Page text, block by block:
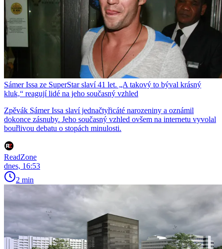
Sámer Issa ze SuperStar slaví 41 let. „A takový to býval krásný
kluk,“ reagují lidé na jeho současný vzhled
Zpěvák Sámer Issa slaví jednačtyřicáté narozeniny a oznámil
dokonce zásnuby. Jeho současný vzhled ovšem na internetu vyvolal
bouřlivou debatu o stopách minulosti.
ReadZone
dnes, 16:53
2 min